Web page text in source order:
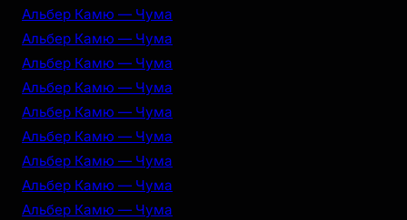
Альбер Камю — Чума
Альбер Камю — Чума
Альбер Камю — Чума
Альбер Камю — Чума
Альбер Камю — Чума
Альбер Камю — Чума
Альбер Камю — Чума
Альбер Камю — Чума
Альбер Камю — Чума